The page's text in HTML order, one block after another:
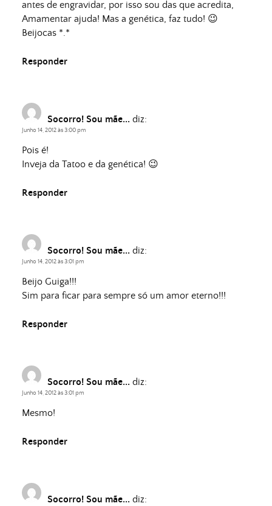
antes de engravidar, por isso sou das que acredita,
Amamentar ajuda! Mas a genética, faz tudo! 😉
Beijocas *.*
Responder
Socorro! Sou mãe... diz:
Junho 14, 2012 às 3:00 pm
Pois é!
Inveja da Tatoo e da genética! 😉
Responder
Socorro! Sou mãe... diz:
Junho 14, 2012 às 3:01 pm
Beijo Guiga!!!
Sim para ficar para sempre só um amor eterno!!!
Responder
Socorro! Sou mãe... diz:
Junho 14, 2012 às 3:01 pm
Mesmo!
Responder
Socorro! Sou mãe... diz: